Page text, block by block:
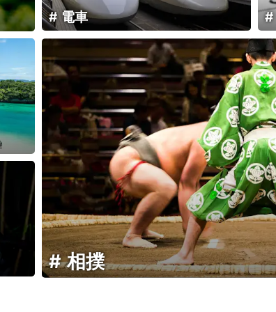
電車
相撲